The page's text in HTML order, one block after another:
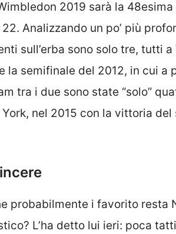
2019 sarà la
Analizzando un po’ più
sull’erba sono solo tre, tutti a
la semifinale del 2012, in cui a
tra i due sono state “solo”
nel 2015 con la vittoria del
probabilmente i favorito resta
L’ha detto lui ieri: poca